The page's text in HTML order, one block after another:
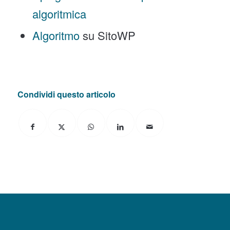
algoritmica
Algoritmosu SitoWP
Condividi questo articolo